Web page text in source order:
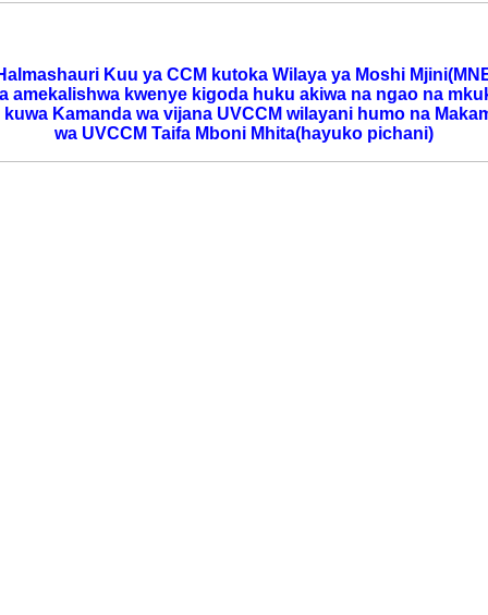
Kuu ya CCM kutoka Wilaya ya Moshi
amekalishwa kwenye kigoda huku akiwa na ngao na
Kamanda wa vijana UVCCM wilayani humo na
wa UVCCM Taifa Mboni Mhita(hayuko pichani)